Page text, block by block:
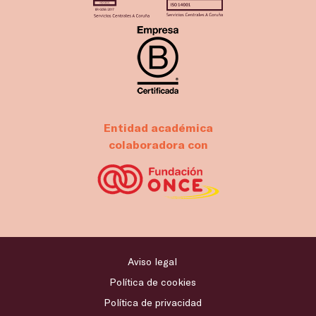
Entidad académica
colaboradora con
Aviso legal
Política de cookies
Política de privacidad